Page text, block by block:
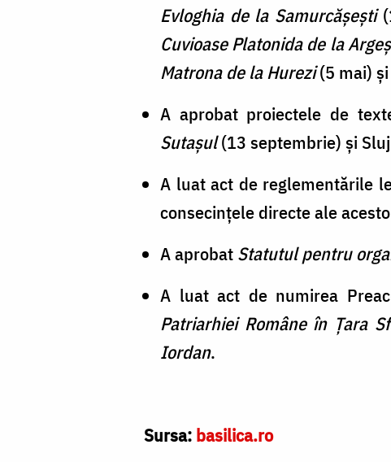
Evloghia de la Samurcășești
Cuvioase Platonida de la Argeș
Matrona de la Hurezi(5 mai) și
A aprobat proiectele de
Sutașul(13 septembrie) și
A luat act de reglementările
consecințele directe ale
A aprobat Statutul pentru
A luat act de numirea
Patriarhiei Române în Țara
Iordan.
Sursa: basilica.ro